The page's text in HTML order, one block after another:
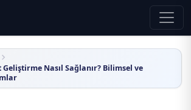
Nasıl Sağlanır? Bilimsel ve